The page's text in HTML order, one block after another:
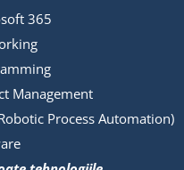
365
Management
Process Automation)